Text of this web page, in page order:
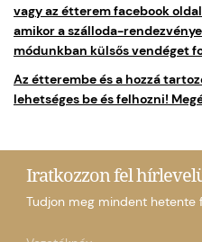
vagy az étterem facebook
amikor a szálloda-
módunkban külsős vendéget
Az étterembe és a hozzá
lehetséges be és felhozni!
Iratkozzon fel
Tudjon meg mindent hetente